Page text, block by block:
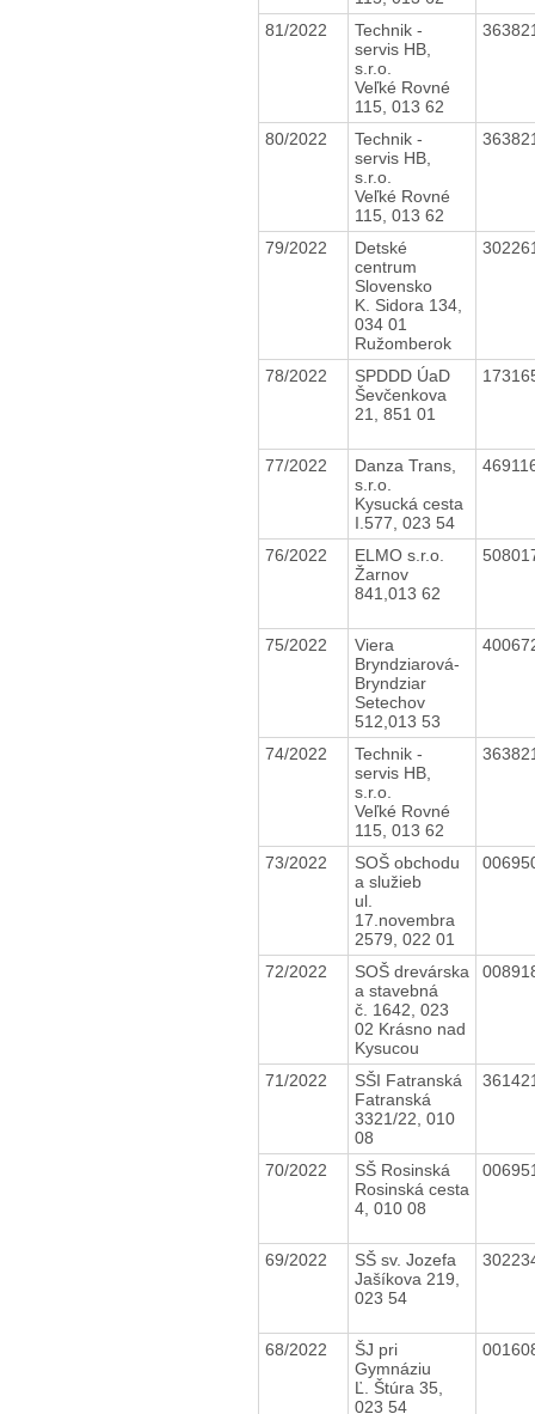
81/2022
Technik -
servis HB,
s.r.o.
Veľké Rovné
115, 013 62
80/2022
Technik -
servis HB,
s.r.o.
Veľké Rovné
115, 013 62
79/2022
Detské
centrum
Slovensko
K. Sidora 134,
034 01
Ružomberok
78/2022
SPDDD ÚaD
Ševčenkova
21, 851 01
77/2022
Danza Trans,
s.r.o.
Kysucká cesta
I.577, 023 54
76/2022
ELMO s.r.o.
Žarnov
841,013 62
75/2022
Viera
Bryndziarová-
Bryndziar
Setechov
512,013 53
74/2022
Technik -
servis HB,
s.r.o.
Veľké Rovné
115, 013 62
73/2022
SOŠ obchodu
a služieb
ul.
17.novembra
2579, 022 01
72/2022
SOŠ drevárska
a stavebná
č. 1642, 023
02 Krásno nad
Kysucou
71/2022
SŠI Fatranská
Fatranská
3321/22, 010
08
70/2022
SŠ Rosinská
Rosinská cesta
4, 010 08
69/2022
SŠ sv. Jozefa
Jašíkova 219,
023 54
68/2022
ŠJ pri
Gymnáziu
Ľ. Štúra 35,
023 54